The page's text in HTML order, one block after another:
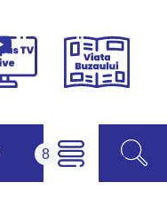
Campus
Viața